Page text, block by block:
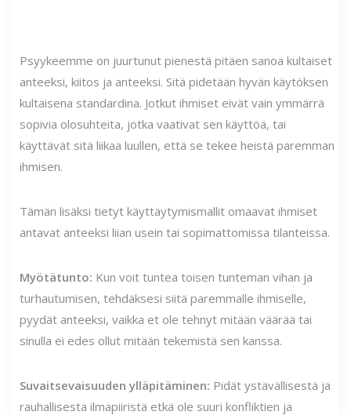
Psyykeemme on juurtunut pienestä pitäen sanoa kultaiset
anteeksi, kiitos ja anteeksi. Sitä pidetään hyvän käytöksen
kultaisena standardina. Jotkut ihmiset eivät vain ymmärrä
sopivia olosuhteita, jotka vaativat sen käyttöä, tai
käyttävät sitä liikaa luullen, että se tekee heistä paremman
ihmisen.
Tämän lisäksi tietyt käyttäytymismallit omaavat ihmiset
antavat anteeksi liian usein tai sopimattomissa tilanteissa.
Myötätunto: Kun voit tuntea toisen tunteman vihan ja
turhautumisen, tehdäksesi siitä paremmalle ihmiselle,
pyydät anteeksi, vaikka et ole tehnyt mitään väärää tai
sinulla ei edes ollut mitään tekemistä sen kanssa.
Suvaitsevaisuuden ylläpitäminen: Pidät ystävällisestä ja
rauhallisesta ilmapiiristä etkä ole suuri konfliktien ja